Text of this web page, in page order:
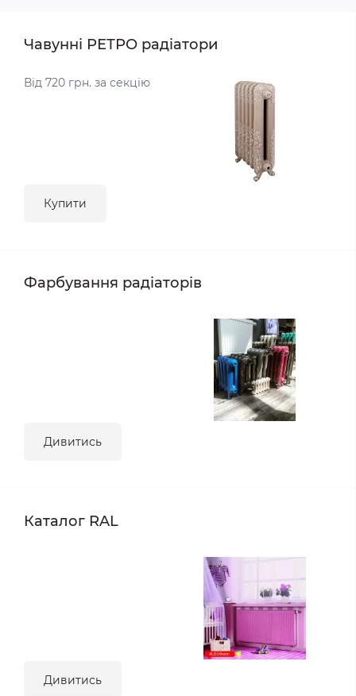
Чавунні РЕТРО радіатори
Від 720 грн. за секцію
Купити
Фарбування радіаторів
Дивитись
Каталог RAL
Дивитись